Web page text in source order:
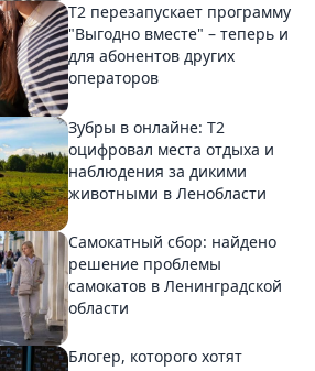
Т2 перезапускает программу
"Выгодно вместе" – теперь и
для абонентов других
операторов
Зубры в онлайне: Т2
оцифровал места отдыха и
наблюдения за дикими
животными в Ленобласти
Самокатный сбор: найдено
решение проблемы
самокатов в Ленинградской
области
Блогер, которого хотят